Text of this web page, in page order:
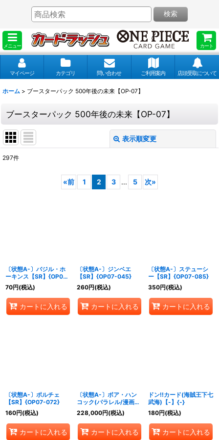
メニュー カート
検索
マイページ カテゴリ 問い合わせ ご利用案内 店頭受取について
ホーム > ブースターパック 500年後の未来【OP-07】
ブースターパック 500年後の未来【OP-07】
表示順変更
297件
«前 1 2 3 ... 5 次»
〔状態A-〕バジル・ホ
ーキンス【SR】{OP07-
029}
70円(税込)
カートに入れる
〔状態A-〕ジンベエ
【SR】{OP07-045}
260円(税込)
カートに入れる
〔状態A-〕ステューシ
ー【SR】{OP07-085}
350円(税込)
カートに入れる
〔状態A-〕ポルチェ
【SR】{OP07-072}
160円(税込)
カートに入れる
〔状態A-〕ボア・ハン
コック(パラレル/漫画背
景/漫画絵)【SR/SP】
{OP07-051}
228,000円(税込)
カートに入れる
ドン!!カード(海賊王下七
武海)【-】{-}
180円(税込)
カートに入れる